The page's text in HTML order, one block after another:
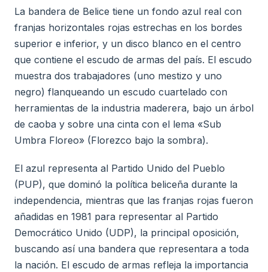
La bandera de Belice tiene un fondo azul real con
franjas horizontales rojas estrechas en los bordes
superior e inferior, y un disco blanco en el centro
que contiene el escudo de armas del país. El escudo
muestra dos trabajadores (uno mestizo y uno
negro) flanqueando un escudo cuartelado con
herramientas de la industria maderera, bajo un árbol
de caoba y sobre una cinta con el lema «Sub
Umbra Floreo» (Florezco bajo la sombra).
El azul representa al Partido Unido del Pueblo
(PUP), que dominó la política beliceña durante la
independencia, mientras que las franjas rojas fueron
añadidas en 1981 para representar al Partido
Democrático Unido (UDP), la principal oposición,
buscando así una bandera que representara a toda
la nación. El escudo de armas refleja la importancia